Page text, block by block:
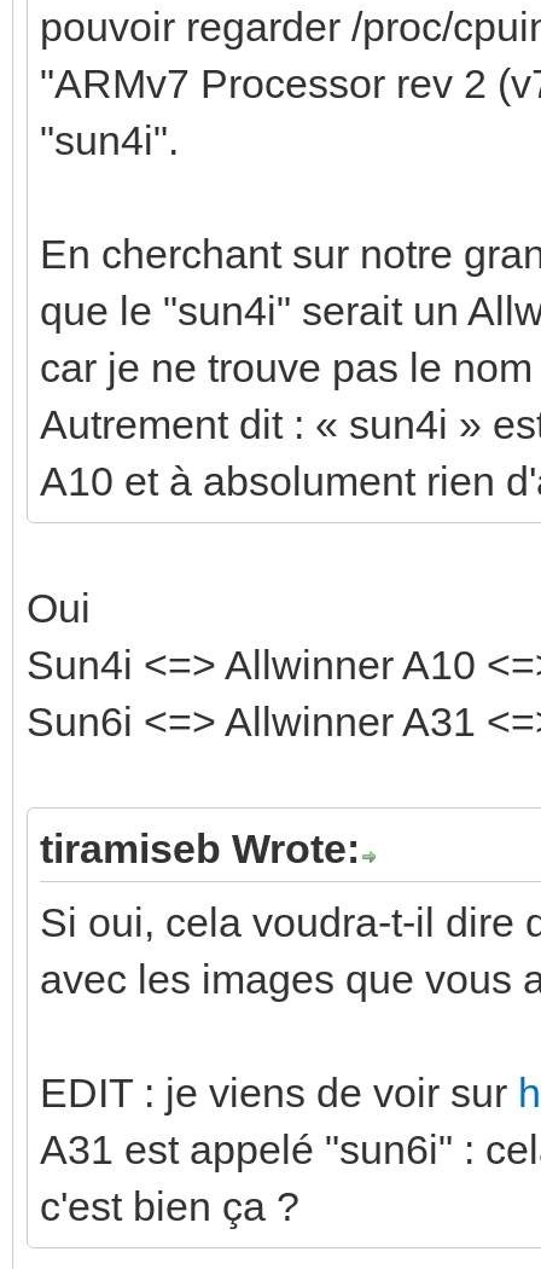
pouvoir regarder /proc/
"ARMv7 Processor rev 2
"sun4i".
En cherchant sur notre
que le "sun4i" serait un
car je ne trouve pas le
Autrement dit : « sun4i »
A10 et à absolument rien
Oui
Sun4i <=> Allwinner A10
Sun6i <=> Allwinner A31
tiramiseb Wrote:
Si oui, cela voudra-t-il dire
avec les images que vous
EDIT : je viens de voir sur
A31 est appelé "sun6i" :
c'est bien ça ?